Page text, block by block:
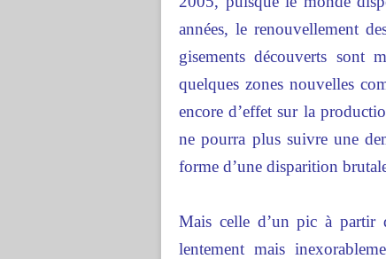
années, le renouvellement
gisements découverts sont
quelques zones nouvelles
encore d’effet sur la
ne pourra plus suivre une
forme d’une disparition
Mais celle d’un pic à partir
lentement mais